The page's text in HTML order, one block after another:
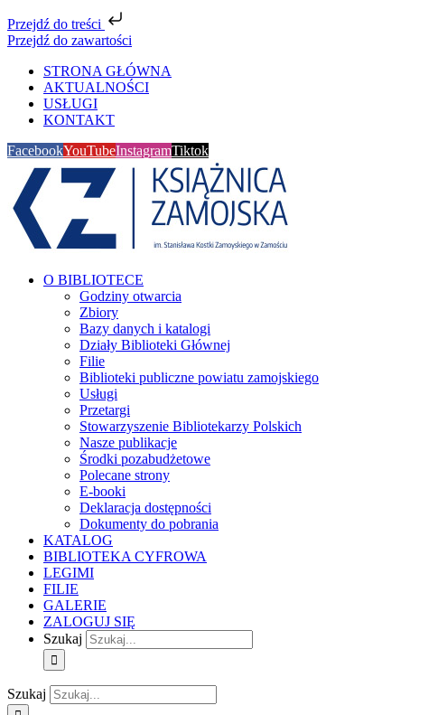
Przejdź do treści
Przejdź do zawartości
STRONA GŁÓWNA
AKTUALNOŚCI
USŁUGI
KONTAKT
FacebookYouTubeInstagramTiktok
O BIBLIOTECE
Godziny otwarcia
Zbiory
Bazy danych i katalogi
Działy Biblioteki Głównej
Filie
Biblioteki publiczne powiatu zamojskiego
Usługi
Przetargi
Stowarzyszenie Bibliotekarzy Polskich
Nasze publikacje
Środki pozabudżetowe
Polecane strony
E-booki
Deklaracja dostępności
Dokumenty do pobrania
KATALOG
BIBLIOTEKA CYFROWA
LEGIMI
FILIE
GALERIE
ZALOGUJ SIĘ
Szukaj
Szukaj